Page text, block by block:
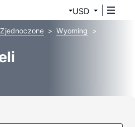
USD
Wyoming